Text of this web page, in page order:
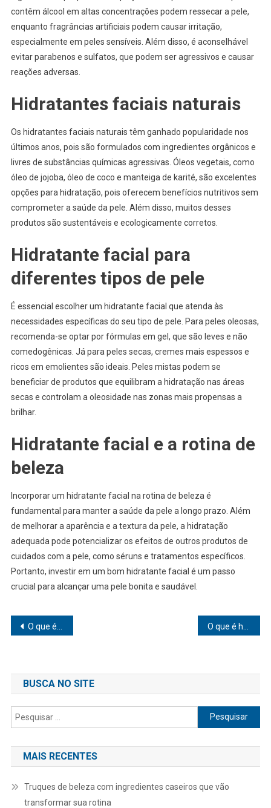
contêm álcool em altas concentrações podem ressecar a pele,
enquanto fragrâncias artificiais podem causar irritação,
especialmente em peles sensíveis. Além disso, é aconselhável
evitar parabenos e sulfatos, que podem ser agressivos e causar
reações adversas.
Hidratantes faciais naturais
Os hidratantes faciais naturais têm ganhado popularidade nos
últimos anos, pois são formulados com ingredientes orgânicos e
livres de substâncias químicas agressivas. Óleos vegetais, como
óleo de jojoba, óleo de coco e manteiga de karité, são excelentes
opções para hidratação, pois oferecem benefícios nutritivos sem
comprometer a saúde da pele. Além disso, muitos desses
produtos são sustentáveis e ecologicamente corretos.
Hidratante facial para
diferentes tipos de pele
É essencial escolher um hidratante facial que atenda às
necessidades específicas do seu tipo de pele. Para peles oleosas,
recomenda-se optar por fórmulas em gel, que são leves e não
comedogênicas. Já para peles secas, cremes mais espessos e
ricos em emolientes são ideais. Peles mistas podem se
beneficiar de produtos que equilibram a hidratação nas áreas
secas e controlam a oleosidade nas zonas mais propensas a
brilhar.
Hidratante facial e a rotina de
beleza
Incorporar um hidratante facial na rotina de beleza é
fundamental para manter a saúde da pele a longo prazo. Além
de melhorar a aparência e a textura da pele, a hidratação
adequada pode potencializar os efeitos de outros produtos de
cuidados com a pele, como séruns e tratamentos específicos.
Portanto, investir em um bom hidratante facial é um passo
crucial para alcançar uma pele bonita e saudável.
Navegação
Post
O que é hormonal
BUSCA NO SITE
Pesquisar
por:
MAIS RECENTES
Truques de beleza com ingredientes caseiros que vão
transformar sua rotina